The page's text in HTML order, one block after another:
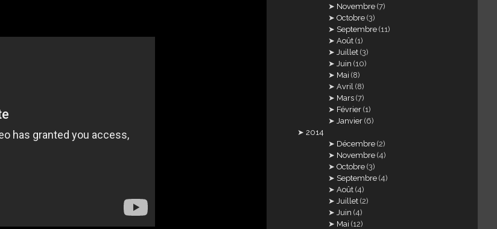
Novembre (7)
Octobre (3)
Septembre (11)
Août (1)
Juillet (3)
Juin (10)
Mai (8)
Avril (8)
Mars (7)
Février (1)
Janvier (6)
2014
Décembre (2)
Novembre (4)
Octobre (3)
Septembre (4)
Août (4)
Juillet (2)
Juin (4)
Mai (12)